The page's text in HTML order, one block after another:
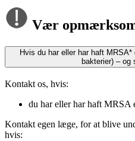
Vær
Hvis du har eller har haft
bakterier) –
Kontakt os, hvis:
du har eller har haft MRSA
Kontakt egen læge, for at blive
hvis: